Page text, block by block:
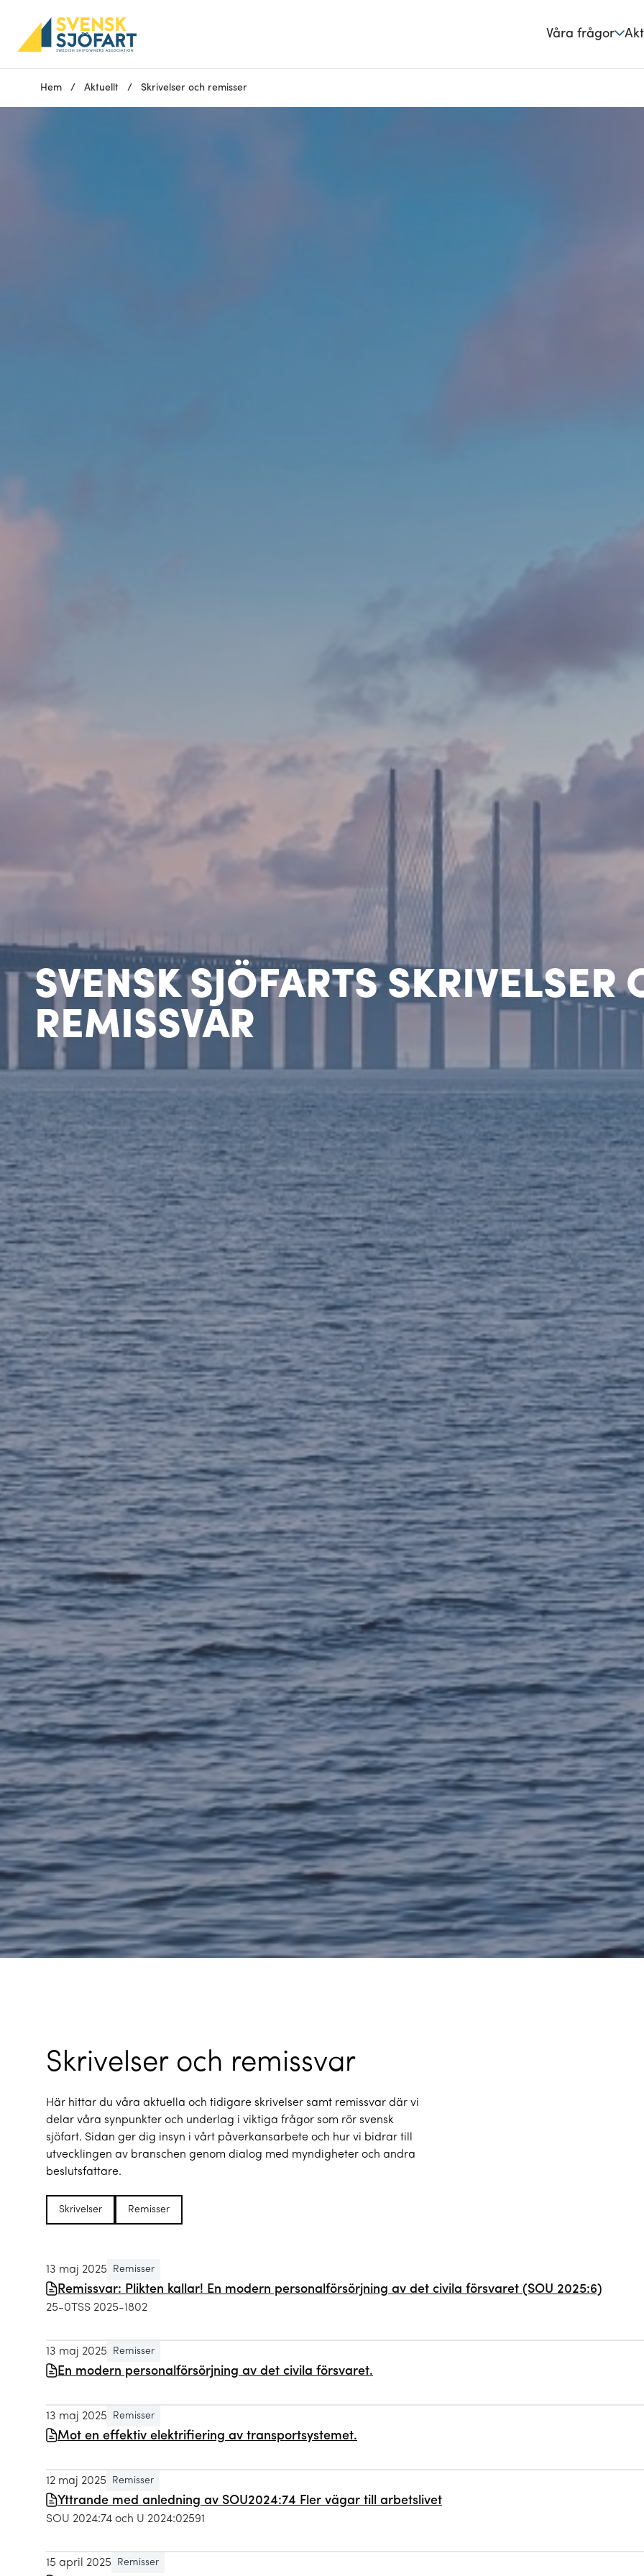
Våra frågor
Hem / Aktuellt / Skrivelser och remisser
SVENSK SJÖFARTS SKRIVELSER
REMISSVAR
Skrivelser och remissvar
Här hittar du våra aktuella och tidigare skrivelser samt remissvar där vi
delar våra synpunkter och underlag i viktiga frågor som rör svensk
sjöfart. Sidan ger dig insyn i vårt påverkansarbete och hur vi bidrar till
utvecklingen av branschen genom dialog med myndigheter och andra
beslutsfattare.
Skrivelser Remisser
13 maj 2025 Remisser
Remissvar: Plikten kallar! En modern personalförsörjning av det civila försvaret (SOU 2025:6)
25-0TSS 2025-1802
13 maj 2025 Remisser
En modern personalförsörjning av det civila försvaret.
13 maj 2025 Remisser
Mot en effektiv elektrifiering av transportsystemet.
12 maj 2025 Remisser
Yttrande med anledning av SOU2024:74 Fler vägar till arbetslivet
SOU 2024:74 och U 2024:02591
15 april 2025 Remisser